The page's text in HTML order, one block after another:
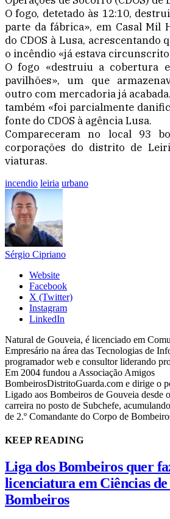
O fogo, detetado às 12:10,
parte da fábrica», em Casal Mil
do CDOS à Lusa, acrescentando
o incêndio «já estava
O fogo «destruiu a cobertura
pavilhões», um que
outro com mercadoria já
também «foi parcialmente
fonte do CDOS à agência Lusa.
Compareceram no local 93
corporações do distrito de
viaturas.
incendio leiria urbano
Sérgio Cipriano
Website
Facebook
X (Twitter)
Instagram
LinkedIn
Natural de Gouveia, é licenciado em
Empresário na área das Tecnologias de
programador web e consultor liderando
Em 2004 fundou a Associação Amigos
BombeirosDistritoGuarda.com e dirige o
Ligado aos Bombeiros de Gouveia desde
carreira no posto de Subchefe,
de 2.º Comandante do Corpo de
KEEP READING
Liga dos Bombeiros quer
licenciatura em Ciências
Bombeiros